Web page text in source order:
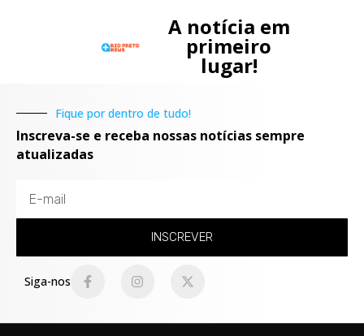
A notícia em
primeiro
lugar!
Fique por dentro de tudo!
Inscreva-se e receba nossas notícias sempre
atualizadas
INSCREVER
Siga-nos